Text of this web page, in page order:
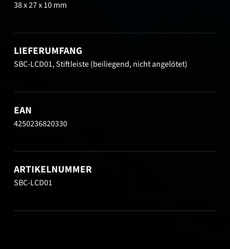
38 x 27 x 10 mm
LIEFERUMFANG
SBC-LCD01, Stiftleiste (beiliegend, nicht angelötet)
EAN
4250236820330
ARTIKELNUMMER
SBC-LCD01